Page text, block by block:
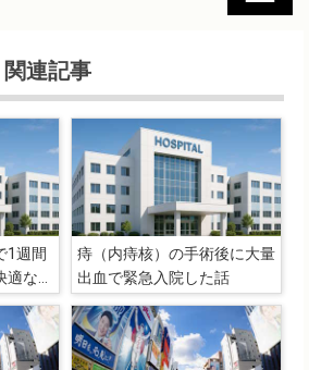
関連記事
1週間
な入
要なこ
痔（内痔核）の手術後に大量
出血で緊急入院した話